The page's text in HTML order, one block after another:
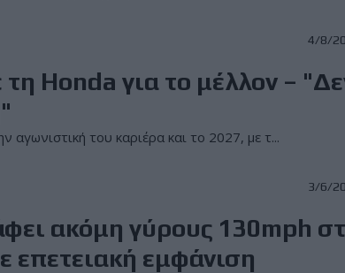
4/8/
Honda για το μέλλον –
αγωνιστική του καριέρα και το 2027, με τ...
3/6/
ακόμη γύρους 130mph
επετειακή εμφάνιση